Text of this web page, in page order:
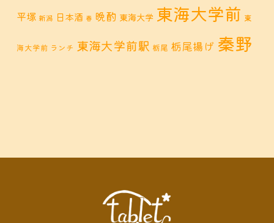
平塚 新潟 日本酒 春 晩酌 東海大学 東海大学前 東
海大学前 ランチ 東海大学前駅 栃尾 栃尾揚げ 秦野
ィナー鶴巻 ランチ鶴巻 定食鶴巻温